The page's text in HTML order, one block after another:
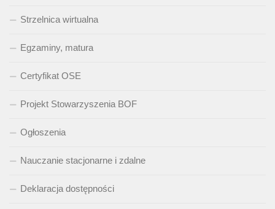
Strzelnica wirtualna
Egzaminy, matura
Certyfikat OSE
Projekt Stowarzyszenia BOF
Ogłoszenia
Nauczanie stacjonarne i zdalne
Deklaracja dostępności